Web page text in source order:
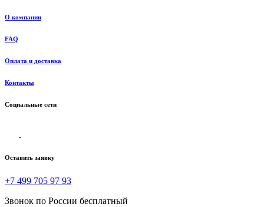
О компании
FAQ
Оплата и доставка
Контакты
Социальные сети
Оставить заявку
+7 499 705 97 93
Звонок по России бесплатный